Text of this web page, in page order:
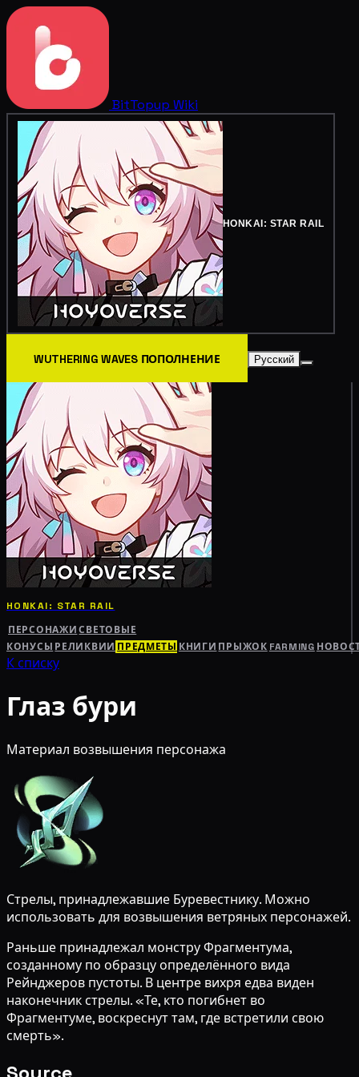
BitTopup Wiki
HONKAI: STAR RAIL
WUTHERING WAVES ПОПОЛНЕНИЕ Русский
HONKAI: STAR RAIL
ПЕРСОНАЖИ СВЕТОВЫЕ
КОНУСЫ РЕЛИКВИИ ПРЕДМЕТЫ КНИГИ ПРЫЖОК FARMING
К списку
Глаз бури
Материал возвышения персонажа
Стрелы, принадлежавшие Буревестнику. Можно
использовать для возвышения ветряных персонажей.
Раньше принадлежал монстру Фрагментума,
созданному по образцу определённого вида
Рейнджеров пустоты. В центре вихря едва виден
наконечник стрелы. «Те, кто погибнет во
Фрагментуме, воскреснут там, где встретили свою
смерть».